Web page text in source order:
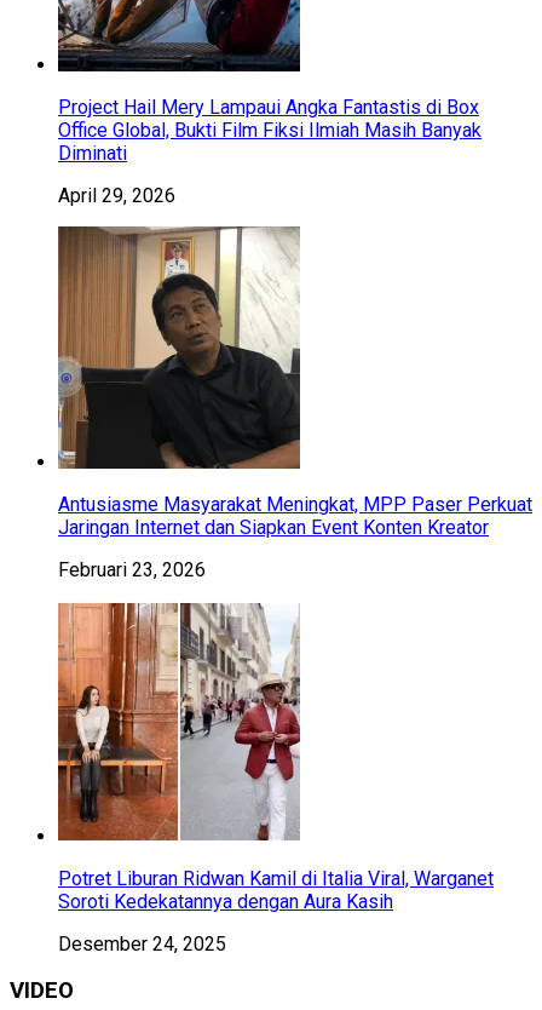
Project Hail Mery Lampaui Angka Fantastis di Box
Office Global, Bukti Film Fiksi Ilmiah Masih Banyak
Diminati
April 29, 2026
Antusiasme Masyarakat Meningkat, MPP Paser Perkuat
Jaringan Internet dan Siapkan Event Konten Kreator
Februari 23, 2026
Potret Liburan Ridwan Kamil di Italia Viral, Warganet
Soroti Kedekatannya dengan Aura Kasih
Desember 24, 2025
VIDEO